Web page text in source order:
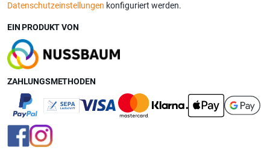
Datenschutzeinstellungen konfiguriert werden.
EIN PRODUKT VON
ZAHLUNGSMETHODEN